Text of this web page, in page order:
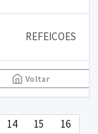
REFEICOES
Voltar
14 15 16